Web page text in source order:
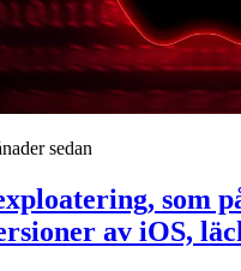
sedan
som
av iOS,